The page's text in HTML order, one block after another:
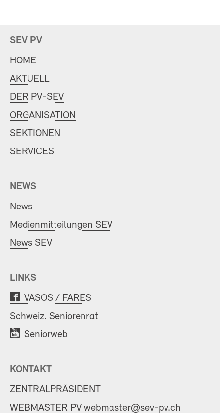
SEV PV
HOME
AKTUELL
DER PV-SEV
ORGANISATION
SEKTIONEN
SERVICES
NEWS
News
Medienmitteilungen SEV
News SEV
LINKS
VASOS / FARES
Schweiz. Seniorenrat
Seniorweb
KONTAKT
ZENTRALPRÄSIDENT
WEBMASTER PV webmaster@sev-pv.ch